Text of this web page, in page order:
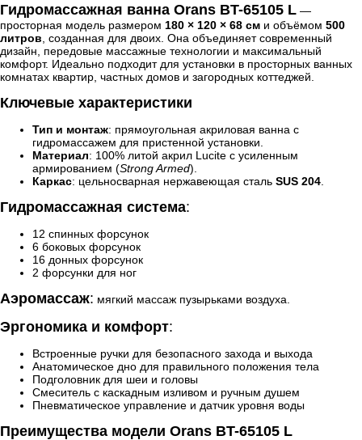
Гидромассажная ванна Orans BT-65105 L —
просторная модель размером 180 × 120 × 68 см и объёмом 500
литров , созданная для двоих. Она объединяет современный
дизайн, передовые массажные технологии и максимальный
комфорт. Идеально подходит для установки в просторных ванных
комнатах квартир, частных домов и загородных коттеджей.
Ключевые характеристики
Тип и монтаж: прямоугольная акриловая ванна с
гидромассажем для пристенной установки.
Материал: 100% литой акрил Lucite с усиленным
армированием (Strong Armed).
Каркас: цельносварная нержавеющая сталь SUS 204
Гидромассажная система:
12 спинных форсунок
6 боковых форсунок
16 донных форсунок
2 форсунки для ног
Аэромассаж: мягкий массаж пузырьками воздуха.
Эргономика и комфорт:
Встроенные ручки для безопасного захода и выхода
Анатомическое дно для правильного положения тела
Подголовник для шеи и головы
Смеситель с каскадным изливом и ручным душем
Пневматическое управление и датчик уровня воды
Преимущества модели Orans BT-65105 L